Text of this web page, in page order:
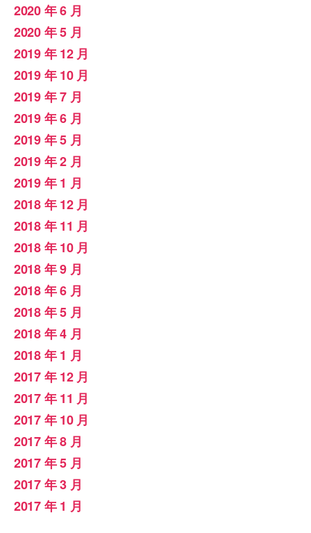
2020 年 6 月
2020 年 5 月
2019 年 12 月
2019 年 10 月
2019 年 7 月
2019 年 6 月
2019 年 5 月
2019 年 2 月
2019 年 1 月
2018 年 12 月
2018 年 11 月
2018 年 10 月
2018 年 9 月
2018 年 6 月
2018 年 5 月
2018 年 4 月
2018 年 1 月
2017 年 12 月
2017 年 11 月
2017 年 10 月
2017 年 8 月
2017 年 5 月
2017 年 3 月
2017 年 1 月